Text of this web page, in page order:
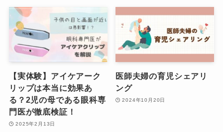
【実体験】アイケアーク
リップは本当に効果あ
る？2児の母である眼科専
門医が徹底検証！
2025年2月13日
医師夫婦の育児シェアリ
ング
2024年10月20日